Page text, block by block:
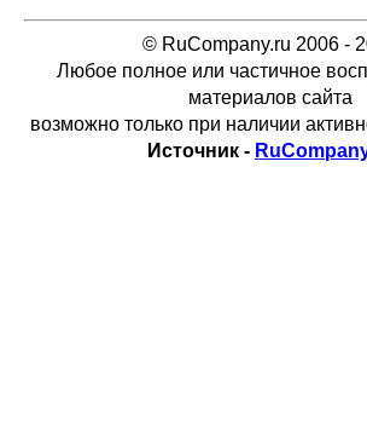
© RuCompany.ru 2006 -
Любое полное или частичное
материалов сайта
возможно только при наличии
Источник -